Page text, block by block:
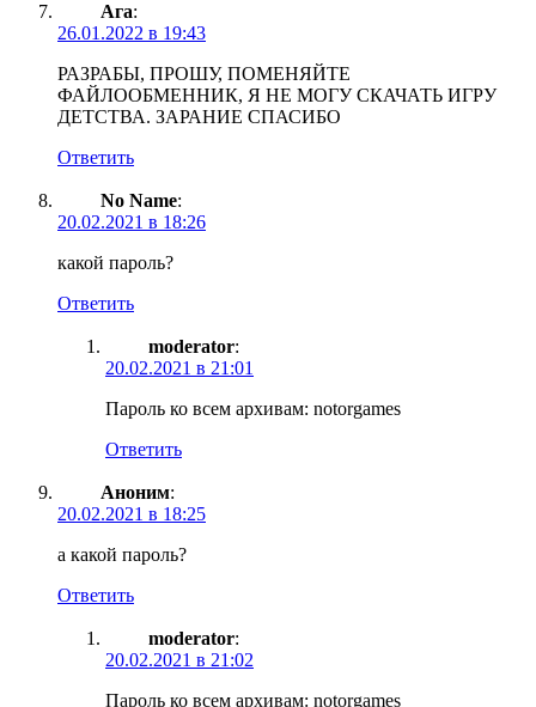
Ага:
26.01.2022 в 19:43
РАЗРАБЫ, ПРОШУ, ПОМЕНЯЙТЕ
ФАЙЛООБМЕННИК, Я НЕ МОГУ СКАЧАТЬ ИГРУ
ДЕТСТВА. ЗАРАНИЕ СПАСИБО
Ответить
No Name:
20.02.2021 в 18:26
какой пароль?
Ответить
moderator:
20.02.2021 в 21:01
Пароль ко всем архивам: notorgames
Ответить
Аноним:
20.02.2021 в 18:25
а какой пароль?
Ответить
moderator:
20.02.2021 в 21:02
Пароль ко всем архивам: notorgames